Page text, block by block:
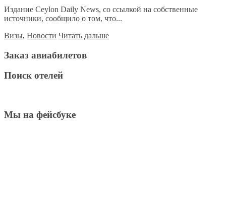
Издание Ceylon Daily News, со ссылкой на собственные
источники, сообщило о том, что...
Визы, Новости Читать дальше
Заказ авиабилетов
Поиск отелей
Мы на фейсбуке